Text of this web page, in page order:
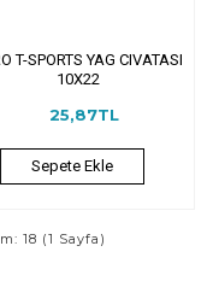
T-SPORTS YAG CIVATASI
10X22
25,87TL
Sepete Ekle
18 (1 Sayfa)